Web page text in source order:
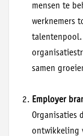
mensen te
werknemers
talentenpool.
samen
Employer
Organisaties
ontwikkeling